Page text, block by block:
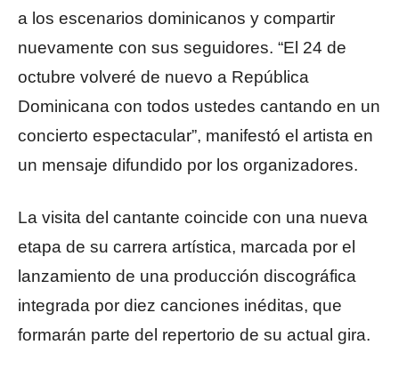
a los escenarios dominicanos y compartir
nuevamente con sus seguidores. “El 24 de
octubre volveré de nuevo a República
Dominicana con todos ustedes cantando en un
concierto espectacular”, manifestó el artista en
un mensaje difundido por los organizadores.
La visita del cantante coincide con una nueva
etapa de su carrera artística, marcada por el
lanzamiento de una producción discográfica
integrada por diez canciones inéditas, que
formarán parte del repertorio de su actual gira.